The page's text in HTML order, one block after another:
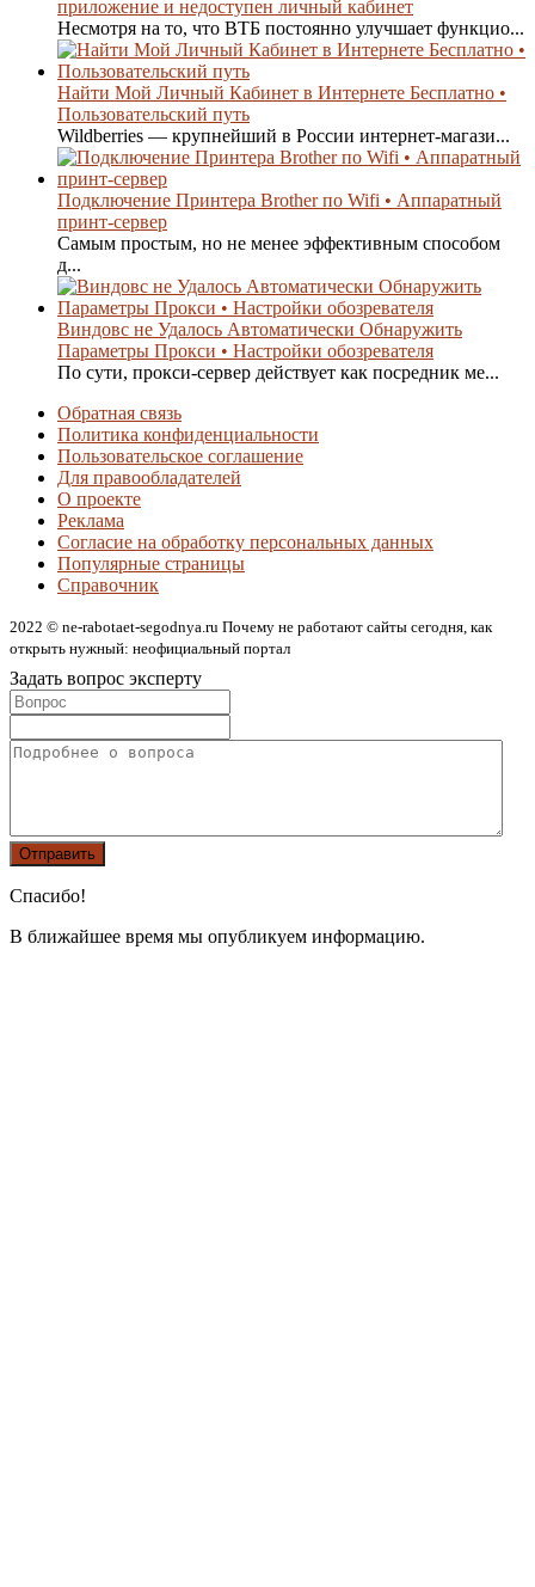
приложение и недоступен личный кабинет
Несмотря на то, что ВТБ постоянно улучшает функцио...
Найти Мой Личный Кабинет в Интернете Бесплатно •
Пользовательский путь
Wildberries — крупнейший в России интернет-магази...
Подключение Принтера Brother по Wifi • Аппаратный
принт-сервер
Самым простым, но не менее эффективным способом
д...
Виндовс не Удалось Автоматически Обнаружить
Параметры Прокси • Настройки обозревателя
По сути, прокси-сервер действует как посредник ме...
Обратная связь
Политика конфиденциальности
Пользовательское соглашение
Для правообладателей
О проекте
Реклама
Согласие на обработку персональных данных
Популярные страницы
Справочник
2022 © ne-rabotaet-segodnya.ru Почему не работают сайты сегодня, как
открыть нужный: неофициальный портал
Задать вопрос эксперту
Спасибо!
В ближайшее время мы опубликуем информацию.